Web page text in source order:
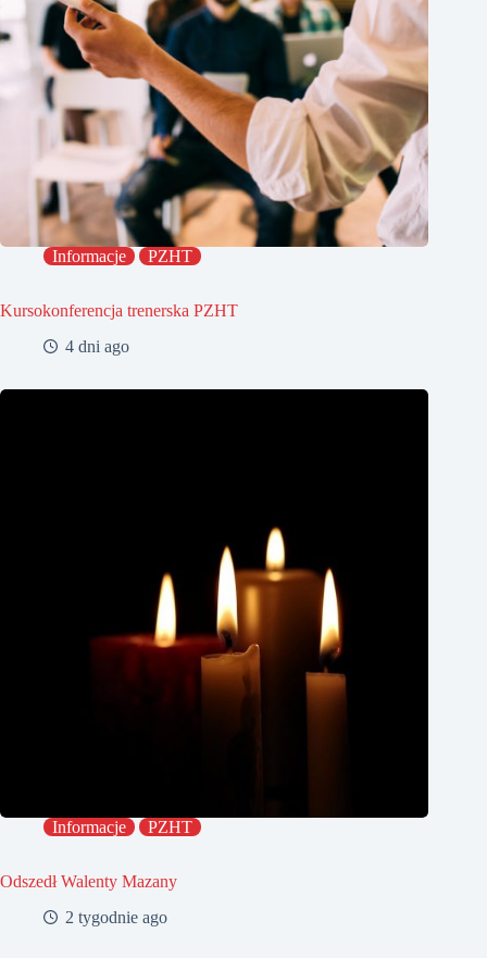
Informacje PZHT
Kursokonferencja trenerska PZHT
4 dni ago
Informacje PZHT
Odszedł Walenty Mazany
2 tygodnie ago